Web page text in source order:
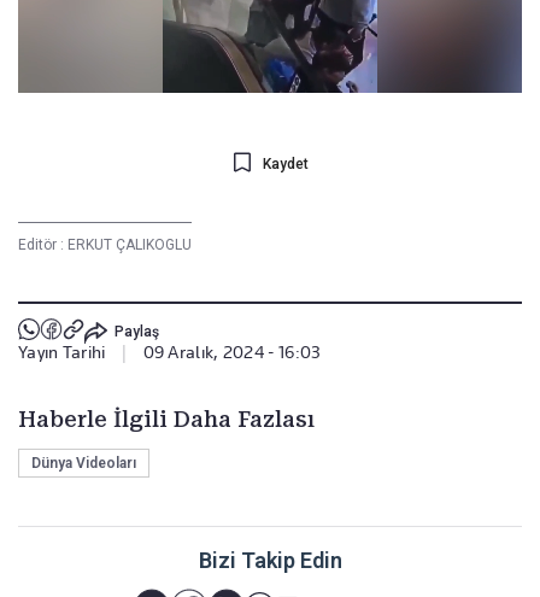
Kaydet
Editör : ERKUT ÇALIKOGLU
Paylaş
Yayın Tarihi 09 Aralık, 2024 - 16:03
Haberle İlgili Daha Fazlası
Dünya Videoları
Bizi Takip Edin